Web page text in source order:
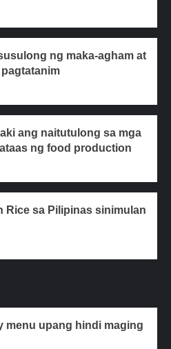
ng maka-agham at
ang naitutulong sa mga
ng food production
Rice sa Pilipinas sinimulan
menu upang hindi maging